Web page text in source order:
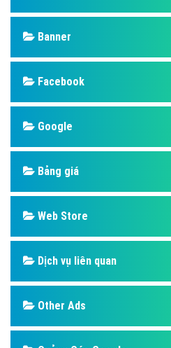
Banner
Facebook
Google
Bảng giá
Web Store
Dịch vụ liên quan
Other Ads